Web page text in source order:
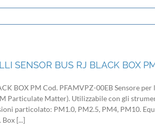
SENSOR BUS RJ BLACK BOX
BOX PM Cod. PFAMVPZ-00EB Sensore
Particulate Matter). Utilizzabile con gli
particolato: PM1.0, PM2.5, PM4, PM10.
[...]